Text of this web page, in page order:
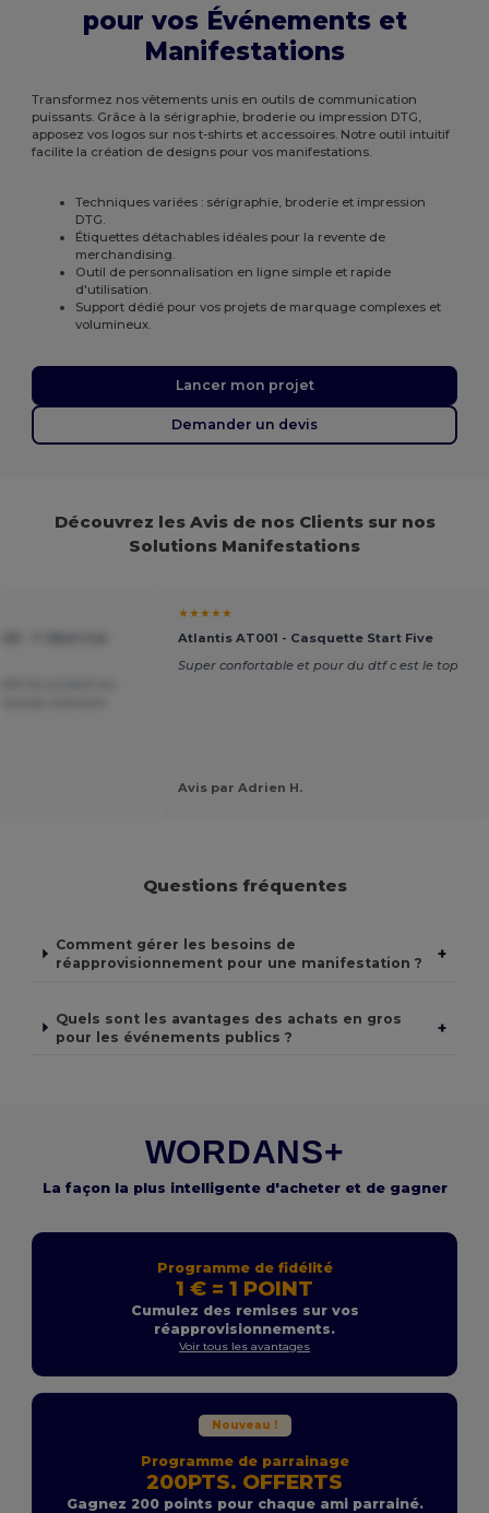
pour vos Événements et
Manifestations
Transformez nos vêtements unis en outils de communication
puissants. Grâce à la sérigraphie, broderie ou impression DTG,
apposez vos logos sur nos t-shirts et accessoires. Notre outil intuitif
facilite la création de designs pour vos manifestations.
Techniques variées : sérigraphie, broderie et impression
DTG.
Étiquettes détachables idéales pour la revente de
merchandising.
Outil de personnalisation en ligne simple et rapide
d'utilisation.
Support dédié pour vos projets de marquage complexes et
volumineux.
Lancer mon projet
Demander un devis
Découvrez les Avis de nos Clients sur nos
Solutions Manifestations
★★★★★
Atlantis AT001 - Casquette Start Five
Super confortable et pour du dtf c est le top
Avis par Adrien H.
Questions fréquentes
Comment gérer les besoins de
réapprovisionnement pour une manifestation ?
+
Quels sont les avantages des achats en gros
pour les événements publics ?
+
WORDANS+
La façon la plus intelligente d'acheter et de gagner
Programme de fidélité
1 € = 1 POINT
Cumulez des remises sur vos
réapprovisionnements.
Voir tous les avantages
Nouveau !
Programme de parrainage
200PTS. OFFERTS
Gagnez 200 points pour chaque ami parrainé.